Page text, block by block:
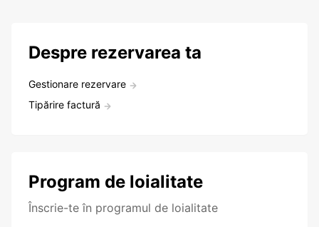
Despre rezervarea ta
Gestionare rezervare
Tipărire factură
Program de loialitate
Înscrie-te în programul de loialitate